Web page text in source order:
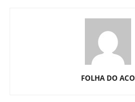
FOLHA DO ACO